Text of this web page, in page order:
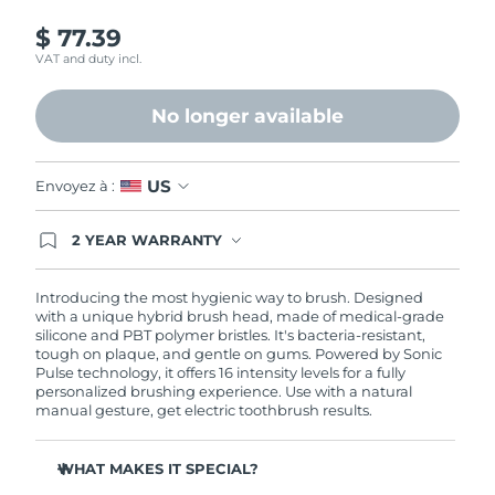
$ 77.39
VAT and duty incl.
No longer available
Envoyez à : US
2 YEAR WARRANTY
issues within 2-year of purchase, FOREO will
replace your product free of charge.
Introducing the most hygienic way to brush. Designed
with a unique hybrid brush head, made of medical-grade
silicone and PBT polymer bristles. It's bacteria-resistant,
tough on plaque, and gentle on gums. Powered by Sonic
Pulse technology, it offers 16 intensity levels for a fully
personalized brushing experience. Use with a natural
manual gesture, get electric toothbrush results.
WHAT MAKES IT SPECIAL?
Cosmétiques
Acheter tout
À PROPROS
Israël
Japon 8/13/26
Jersey
Kazakhstan
Koweït
Lettonie Livraison estimée8/10/26
Liban Livraison estimée8/11/26
Lituanie Livraison estimée8/10/26